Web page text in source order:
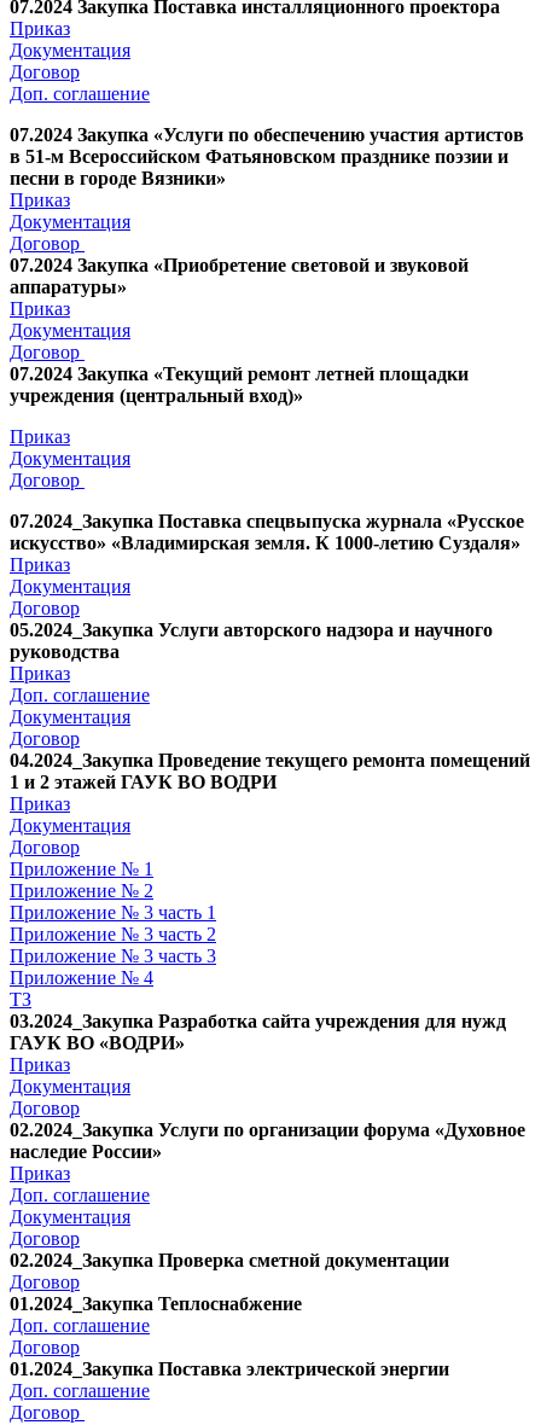
07.2024 Закупка Поставка инсталляционного проектора
Приказ
Документация
Договор
Доп. соглашение
07.2024 Закупка «Услуги по обеспечению участия артистов
в 51-м Всероссийском Фатьяновском празднике поэзии и
песни в городе Вязники»
Приказ
Документация
Договор
07.2024 Закупка «Приобретение световой и звуковой
аппаратуры»
Приказ
Документация
Договор
07.2024 Закупка «Текущий ремонт летней площадки
учреждения (центральный вход)»
Приказ
Документация
Договор
07.2024_Закупка Поставка спецвыпуска журнала «Русское
искусство» «Владимирская земля. К 1000-летию Суздаля»
Приказ
Документация
Договор
05.2024_Закупка Услуги авторского надзора и научного
руководства
Приказ
Доп. соглашение
Документация
Договор
04.2024_Закупка Проведение текущего ремонта помещений
1 и 2 этажей ГАУК ВО ВОДРИ
Приказ
Документация
Договор
Приложение № 1
Приложение № 2
Приложение № 3 часть 1
Приложение № 3 часть 2
Приложение № 3 часть 3
Приложение № 4
ТЗ
03.2024_Закупка Разработка сайта учреждения для нужд
ГАУК ВО «ВОДРИ»
Приказ
Документация
Договор
02.2024_Закупка Услуги по организации форума «Духовное
наследие России»
Приказ
Доп. соглашение
Документация
Договор
02.2024_Закупка Проверка сметной документации
Договор
01.2024_Закупка Теплоснабжение
Доп. соглашение
Договор
01.2024_Закупка Поставка электрической энергии
Доп. соглашение
Договор